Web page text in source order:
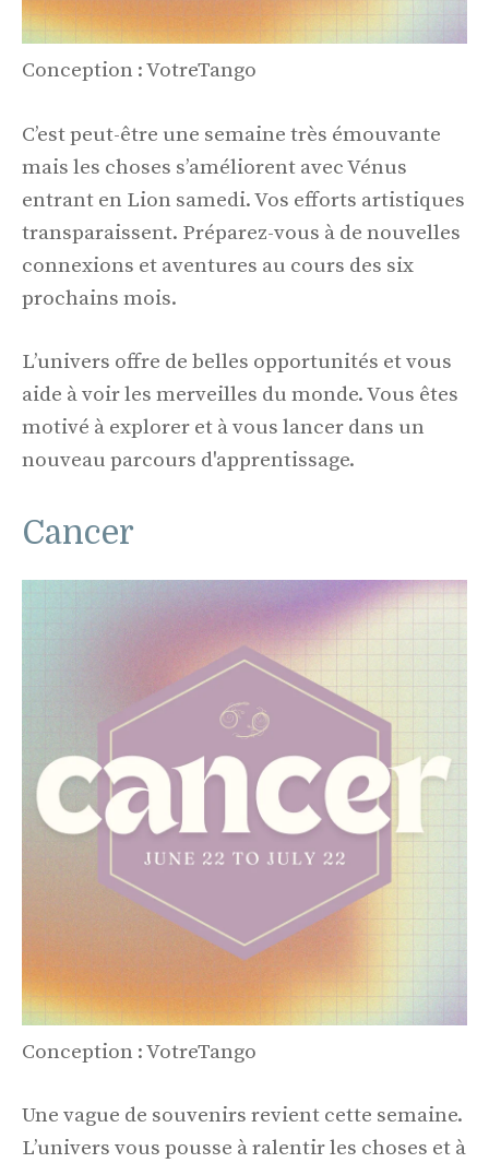
Conception : VotreTango
C’est peut-être une semaine très émouvante
mais les choses s’améliorent avec Vénus
entrant en Lion samedi. Vos efforts artistiques
transparaissent. Préparez-vous à de nouvelles
connexions et aventures au cours des six
prochains mois.
L’univers offre de belles opportunités et vous
aide à voir les merveilles du monde. Vous êtes
motivé à explorer et à vous lancer dans un
nouveau parcours d'apprentissage.
Cancer
Conception : VotreTango
Une vague de souvenirs revient cette semaine.
L’univers vous pousse à ralentir les choses et à